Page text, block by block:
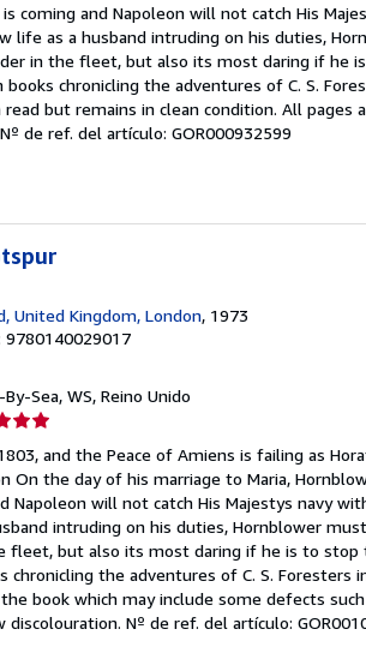
coming and Napoleon will not catch His
life as a husband intruding on his duties,
in the fleet, but also its most daring if he
chronicling the adventures of C. S.
but remains in clean condition. All pages
Nº de ref. del artículo: GOR000932599
United Kingdom, London, 1973
9780140029017
By-Sea, WS, Reino Unido
1803, and the Peace of Amiens is failing as
On the day of his marriage to Maria,
Napoleon will not catch His Majestys navy
intruding on his duties, Hornblower
fleet, but also its most daring if he is to stop
the adventures of C. S. Foresters
book which may include some defects
discolouration. Nº de ref. del artículo: